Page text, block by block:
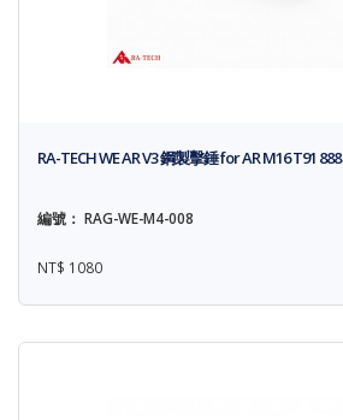
RA-TECH WE AR V3 鋼製擊錘 for AR M16 T91 888
編號： RAG-WE-M4-008
NT$ 1080